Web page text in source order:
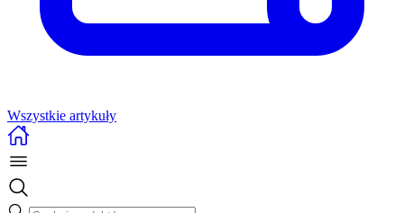
Wszystkie artykuły